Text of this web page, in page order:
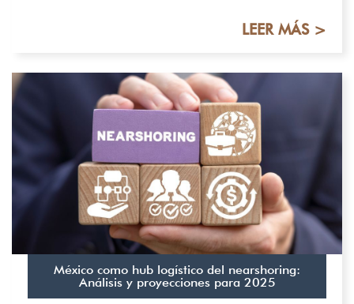
LEER MÁS >
México como hub logístico del nearshoring:
Análisis y proyecciones para 2025